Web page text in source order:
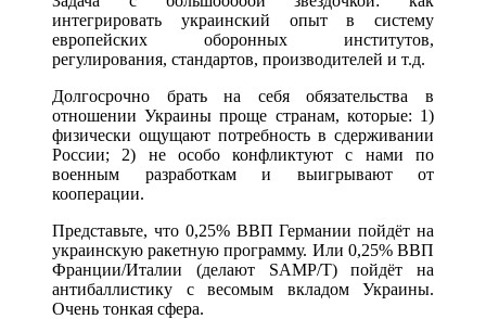
интегрировать украинский опыт в систему
европейских оборонных институтов,
регулирования, стандартов, производителей и т.д.
Долгосрочно брать на себя обязательства в
отношении Украины проще странам, которые: 1)
физически ощущают потребность в сдерживании
России; 2) не особо конфликтуют с нами по
военным разработкам и выигрывают от
кооперации.
Представьте, что 0,25% ВВП Германии пойдёт на
украинскую ракетную программу. Или 0,25% ВВП
Франции/Италии (делают SAMP/T) пойдёт на
антибаллистику с весомым вкладом Украины.
Очень тонкая сфера.